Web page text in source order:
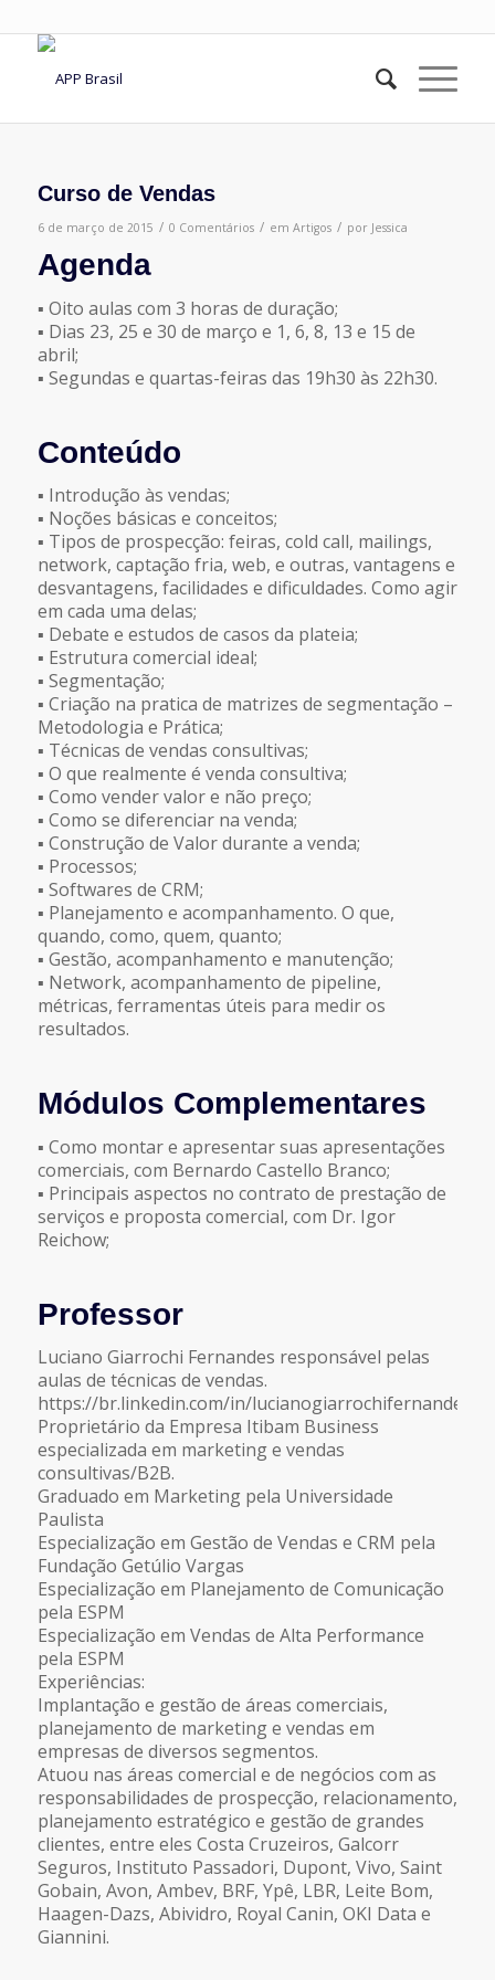
Curso de Vendas
6 de março de 2015 / 0 Comentários / em Artigos / por Jessica
Agenda
▪ Oito aulas com 3 horas de duração;
▪ Dias 23, 25 e 30 de março e 1, 6, 8, 13 e 15 de
abril;
▪ Segundas e quartas-feiras das 19h30 às 22h30.
Conteúdo
▪ Introdução às vendas;
▪ Noções básicas e conceitos;
▪ Tipos de prospecção: feiras, cold call, mailings,
network, captação fria, web, e outras, vantagens e
desvantagens, facilidades e dificuldades. Como agir
em cada uma delas;
▪ Debate e estudos de casos da plateia;
▪ Estrutura comercial ideal;
▪ Segmentação;
▪ Criação na pratica de matrizes de segmentação –
Metodologia e Prática;
▪ Técnicas de vendas consultivas;
▪ O que realmente é venda consultiva;
▪ Como vender valor e não preço;
▪ Como se diferenciar na venda;
▪ Construção de Valor durante a venda;
▪ Processos;
▪ Softwares de CRM;
▪ Planejamento e acompanhamento. O que,
quando, como, quem, quanto;
▪ Gestão, acompanhamento e manutenção;
▪ Network, acompanhamento de pipeline,
métricas, ferramentas úteis para medir os
resultados.
Módulos Complementares
▪ Como montar e apresentar suas apresentações
comerciais, com Bernardo Castello Branco;
▪ Principais aspectos no contrato de prestação de
serviços e proposta comercial, com Dr. Igor
Reichow;
Professor
Luciano Giarrochi Fernandes responsável pelas
aulas de técnicas de vendas.
https://br.linkedin.com/in/lucianogiarrochifernandes
Proprietário da Empresa Itibam Business
especializada em marketing e vendas
consultivas/B2B.
Graduado em Marketing pela Universidade
Paulista
Especialização em Gestão de Vendas e CRM pela
Fundação Getúlio Vargas
Especialização em Planejamento de Comunicação
pela ESPM
Especialização em Vendas de Alta Performance
pela ESPM
Experiências:
Implantação e gestão de áreas comerciais,
planejamento de marketing e vendas em
empresas de diversos segmentos.
Atuou nas áreas comercial e de negócios com as
responsabilidades de prospecção, relacionamento,
planejamento estratégico e gestão de grandes
clientes, entre eles Costa Cruzeiros, Galcorr
Seguros, Instituto Passadori, Dupont, Vivo, Saint
Gobain, Avon, Ambev, BRF, Ypê, LBR, Leite Bom,
Haagen-Dazs, Abividro, Royal Canin, OKI Data e
Giannini.